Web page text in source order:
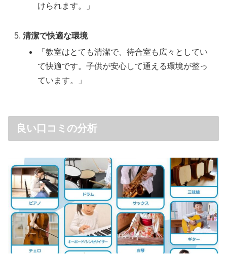
けられます。」
清潔で快適な環境
「教室はとても清潔で、待合室も広々としてい
て快適です。子供が安心して通える環境が整っ
ています。」
良い口コミの分析